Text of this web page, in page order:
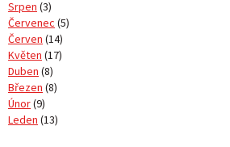
Srpen (3)
Červenec (5)
Červen (14)
Květen (17)
Duben (8)
Březen (8)
Únor(9)
Leden (13)